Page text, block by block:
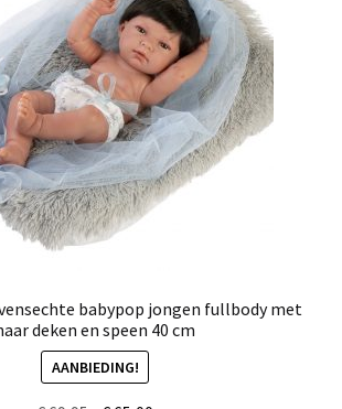
babypop jongen fullbody met
deken en speen 40 cm
AANBIEDING!